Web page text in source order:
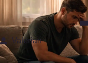
Valérian